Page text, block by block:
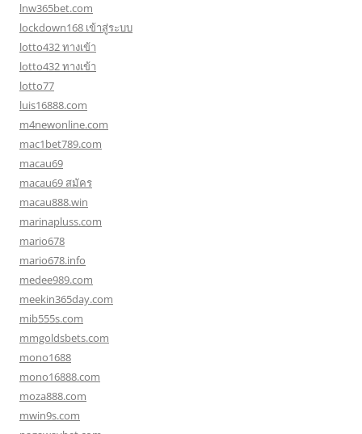
lnw365bet.com
lockdown168 เข้าสู่ระบบ
lotto432 ทางเข้า
lotto432 ทางเข้า
lotto77
luis16888.com
m4newonline.com
mac1bet789.com
macau69
macau69 สมัคร
macau888.win
marinapluss.com
mario678
mario678.info
medee989.com
meekin365day.com
mib555s.com
mmgoldsbets.com
mono1688
mono16888.com
moza888.com
mwin9s.com